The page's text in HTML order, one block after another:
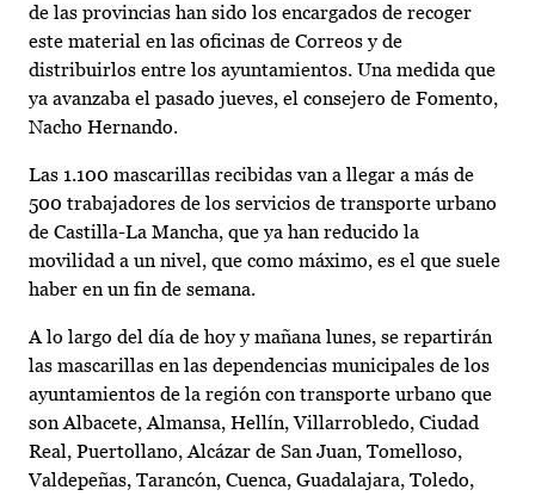
de las provincias han sido los encargados de recoger
este material en las oficinas de Correos y de
distribuirlos entre los ayuntamientos. Una medida que
ya avanzaba el pasado jueves, el consejero de Fomento,
Nacho Hernando.
Las 1.100 mascarillas recibidas van a llegar a más de
500 trabajadores de los servicios de transporte urbano
de Castilla-La Mancha, que ya han reducido la
movilidad a un nivel, que como máximo, es el que suele
haber en un fin de semana.
A lo largo del día de hoy y mañana lunes, se repartirán
las mascarillas en las dependencias municipales de los
ayuntamientos de la región con transporte urbano que
son Albacete, Almansa, Hellín, Villarrobledo, Ciudad
Real, Puertollano, Alcázar de San Juan, Tomelloso,
Valdepeñas, Tarancón, Cuenca, Guadalajara, Toledo,